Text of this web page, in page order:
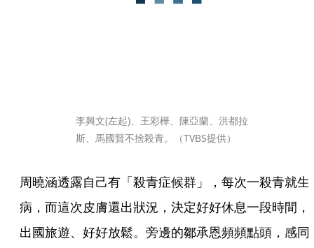
李興文(左起)、王彩樺、陳亞蘭、洪都拉
斯、馬國賢不捨殺青。（TVBS提供）
周曉涵透露自己有「殺青症候群」，每次一殺青就生
病，而這次皮膚還出狀況，決定好好休息一段時間，
出國旅遊、好好放鬆。旁邊的鄒承恩頻頻點頭，感同